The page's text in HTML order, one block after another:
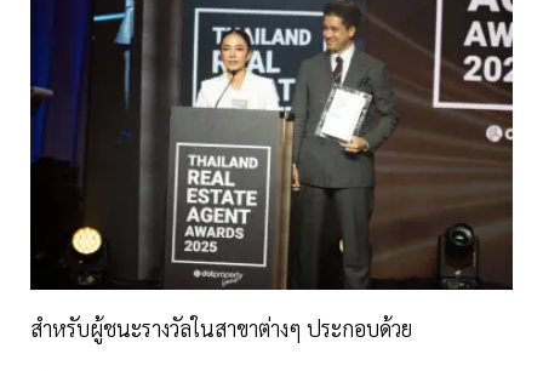
สำหรับผู้ชนะรางวัลในสาขาต่างๆ ประกอบด้วย